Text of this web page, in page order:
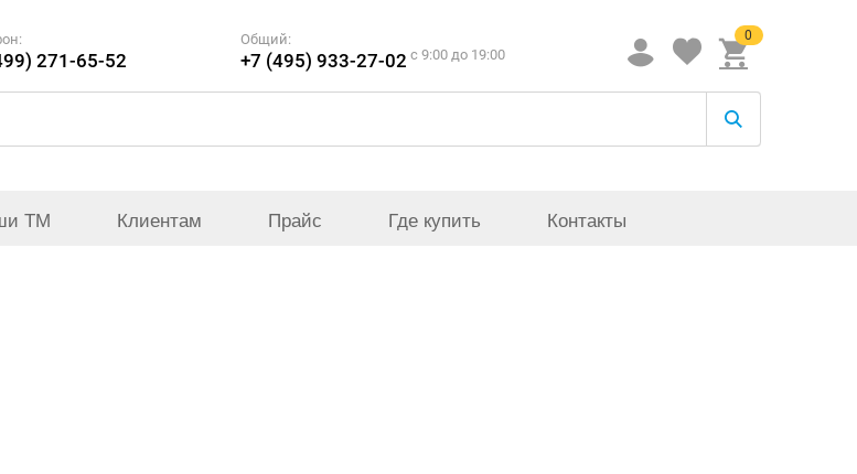
271-65-52
Общий:
+7 (495) 933-27-02 c 9:00 до 19:00
0
ТМ Клиентам Прайс Где купить Контакты